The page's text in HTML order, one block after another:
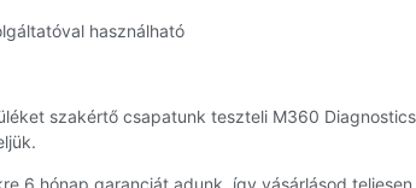
használható
szakértő csapatunk teszteli M360 Diagnostics
6 hónap garanciát adunk, így vásárlásod